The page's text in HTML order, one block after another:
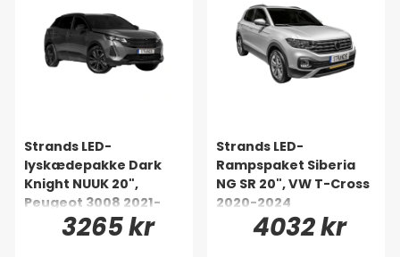
Strands LED-
lyskædepakke Dark
Knight NUUK 20",
Peugeot 3008 2021-
3265 kr
Strands LED-
Rampspaket Siberia
NG SR 20", VW T-Cross
2020-2024
4032 kr